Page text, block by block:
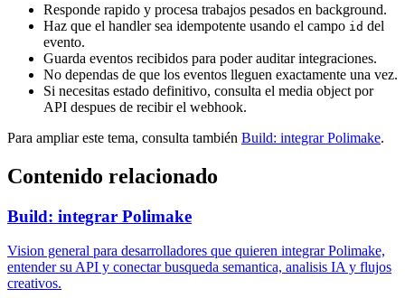
Responde rapido y procesa trabajos pesados en background.
Haz que el handler sea idempotente usando el campo id del
evento.
Guarda eventos recibidos para poder auditar integraciones.
No dependas de que los eventos lleguen exactamente una vez.
Si necesitas estado definitivo, consulta el media object por
API despues de recibir el webhook.
Para ampliar este tema, consulta también Build: integrar Polimake.
Contenido relacionado
Build: integrar Polimake
Vision general para desarrolladores que quieren integrar Polimake,
entender su API y conectar busqueda semantica, analisis IA y flujos
creativos.